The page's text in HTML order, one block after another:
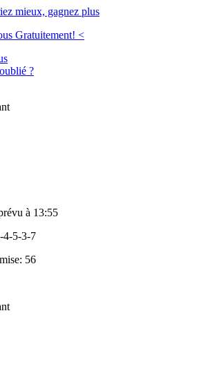
mieux, gagnez plus
Gratuitement! <
?
à 13:55
4-5-3-7
56